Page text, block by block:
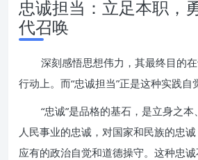
忠诚担当：立足本职，
代召唤
深刻感悟思想伟力，其最终目的
行动上。而“忠诚担当”正是这种实践自
“忠诚”是品格的基石，是立身之
人民事业的忠诚，对国家和民族的忠
应有的政治自觉和道德操守。这种忠